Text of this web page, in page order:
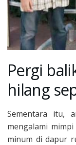
Pergi
hilang
Sementara itu,
mengalami
minum di dapur